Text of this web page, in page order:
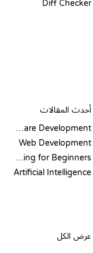
Diff Checker
أحدث المقالات
Software Development
Web Development
Coding for Beginners
Artificial Intelligence
عرض الكل